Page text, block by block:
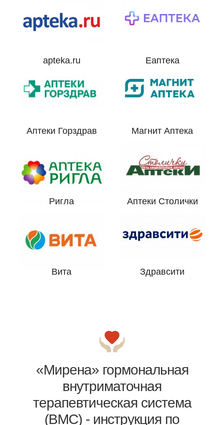
apteka.ru Еаптека
Аптеки Горздрав Магнит Аптека
Ригла Аптеки Столички
Вита Здравсити
«Мирена» гормональная
внутриматочная
терапевтическая система
(ВМС) - инструкция по